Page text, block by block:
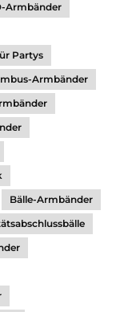
Armbänder
Partys
Armbänder
Bälle-Armbänder